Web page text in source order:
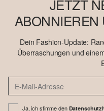
JETZT
ABONNIEREN
Dein Fashion-Update:
Überraschungen und
Ja, ich stimme den